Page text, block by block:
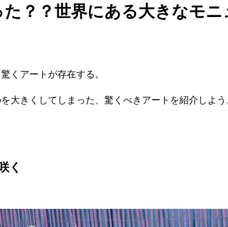
？？世界にある大きなモニ
くアートが存在する。
大きくしてしまった、驚くべきアートを紹介しよう
く